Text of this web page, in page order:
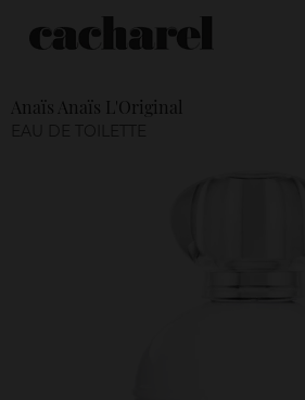
Anaïs Anaïs L'Original